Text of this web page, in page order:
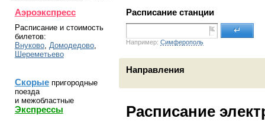
Аэроэкспресс
Расписание и стоимость
билетов:
Внуково, Домодедово,
Шереметьево
Скорые пригородные
поезда
и межобластные
Экспрессы
Расписание станции
Например: Симферополь
↵
Направления
Расписание